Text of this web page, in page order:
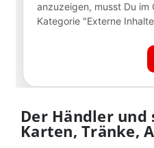
Der Händler und
Karten, Tränke,